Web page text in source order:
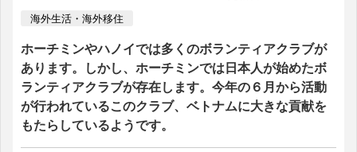
海外生活・海外移住
ホーチミンやハノイでは多くのボランティアクラブが
あります。しかし、ホーチミンでは日本人が始めたボ
ランティアクラブが存在します。今年の６月から活動
が行われているこのクラブ、ベトナムに大きな貢献を
もたらしているようです。